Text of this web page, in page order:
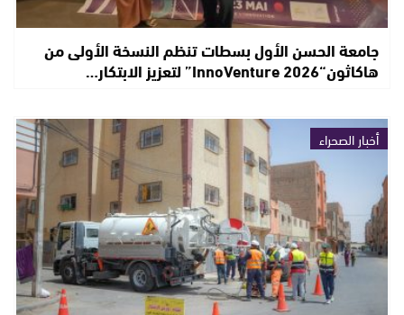
جامعة الحسن الأول بسطات تنظم النسخة الأولى من
هاكاثون“InnoVenture 2026” لتعزيز الابتكار…
أخبار الصحراء